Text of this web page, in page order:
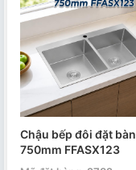
Chậu bếp đôi đặt bàn
750mm FFASX123